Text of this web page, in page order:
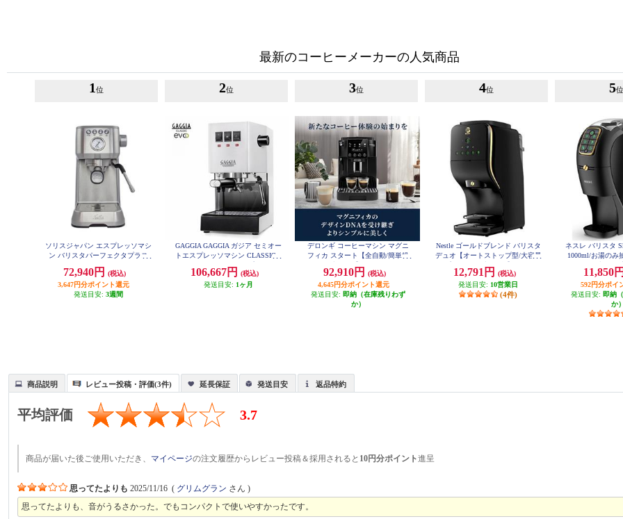
最新のコーヒーメーカーの人気商品
1 位
ソリスジャパン エスプレッソマシ
ン バリスタパーフェクタプラス
72,940円
(税込)
3,647円分ポイント還元
発送目安: 3週間
2位
GAGGIA GAGGIA ガジア セミオー
トエスプレッソマシン CLASSIC e
イト SIN035R-WH
106,667円
(税込)
発送目安: 1ヶ月
3位
デロンギ コーヒーマシン マグニ
フィカ スタート【全自動/簡単操
92,910円
(税込)
4,645円分ポイント還元
発送目安: 即納（在庫残りわず
か）
4位
Nestle ゴールドブレンド バリスタ
デュオ【オートストップ型/大容量
7PB
12,791円
(税込)
発送目安: 10営業日
(4件)
5位
ネスレ バリスタ
1000ml/お湯のみ
11,850円
592円分ポイ
発送目安: 即納
か）
商品説明 レビュー投稿・評価(3件) 延長保証 発送目安 返品特約
平均評価 3.7
商品が届いた後ご使用いただき、 マイページの注文履歴からレビュー投稿＆採用されると 10円分ポイント進呈
思ってたよりも 2025/11/16 ( グリムグラン さん )
思ってたよりも、音がうるさかった。でもコンパクトで使いやすかったです。